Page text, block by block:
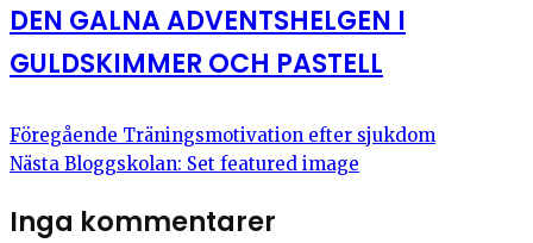
DEN GALNA ADVENTSHELGEN I
GULDSKIMMER OCH PASTELL
Föregående Träningsmotivation efter sjukdom
Nästa Bloggskolan: Set featured image
Inga kommentarer